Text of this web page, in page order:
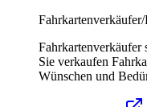
Fahrkartenverkäufer
Sie verkaufen
Wünschen und